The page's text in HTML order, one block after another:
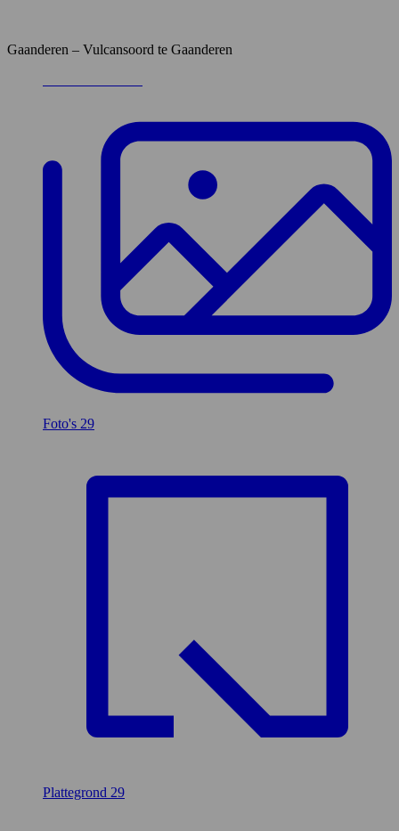
Gaanderen – Vulcansoord te Gaanderen
Foto's 29
Plattegrond 29